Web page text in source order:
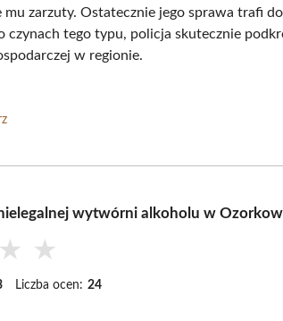
mu zarzuty. Ostatecznie jego sprawa trafi
czynach tego typu, policja skutecznie
w regionie.
wytwórni alkoholu w
★ ★
Liczba ocen: 24